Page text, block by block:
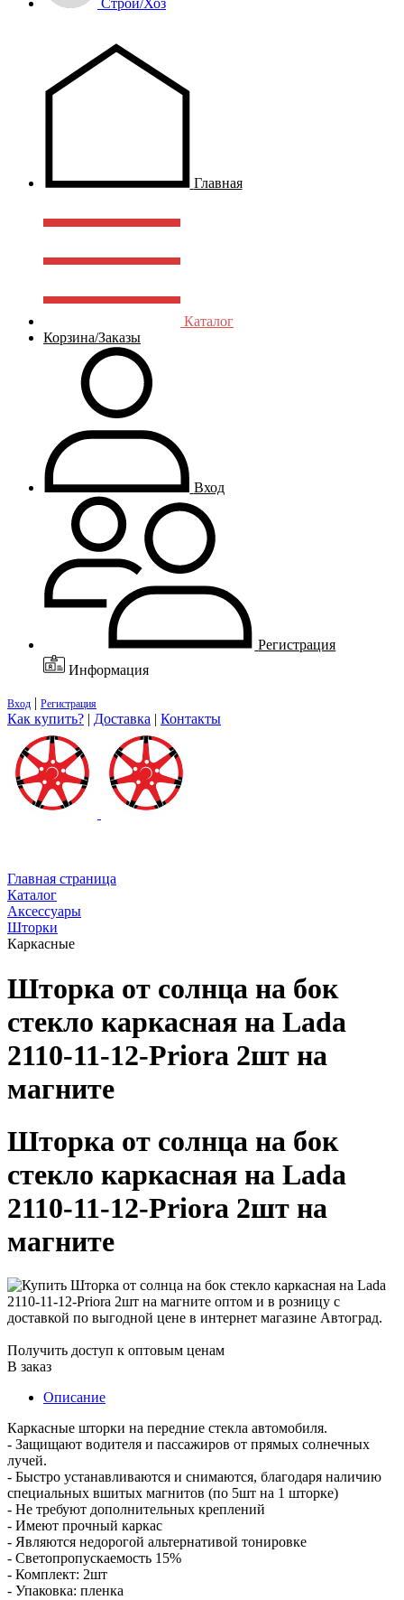
Строй/Хоз
Главная
Каталог
Корзина/Заказы
Вход
Регистрация
Информация
Вход | Регистрация
Как купить? | Доставка | Контакты
Главная страница
Каталог
Аксессуары
Шторки
Каркасные
Шторка от солнца на бок
стекло каркасная на Lada
2110-11-12-Priora 2шт на
магните
Шторка от солнца на бок
стекло каркасная на Lada
2110-11-12-Priora 2шт на
магните
Получить доступ к оптовым ценам
В заказ
Описание
Каркасные шторки на передние стекла автомобиля.
- Защищают водителя и пассажиров от прямых солнечных
лучей.
- Быстро устанавливаются и снимаются, благодаря наличию
специальных вшитых магнитов (по 5шт на 1 шторке)
- Не требуют дополнительных креплений
- Имеют прочный каркас
- Являются недорогой альтернативой тонировке
- Светопропускаемость 15%
- Комплект: 2шт
- Упаковка: пленка